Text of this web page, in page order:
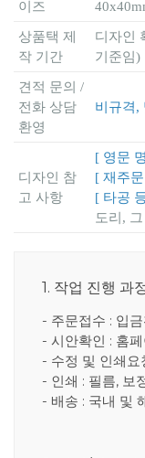
이즈
상품택 제
작 기간
디자인
기준임)
견적 문의 /
전화 상담
환영
비규격,
디자인 참
고 사항
[ 영문
[ 재주
[ 타공
도리,
1. 작업 진행 과
- 주문접수 : 입
- 시안확인 : 홈
- 수정 및 인쇄요
- 인쇄 : 필름, 보
- 배송 : 국내 및